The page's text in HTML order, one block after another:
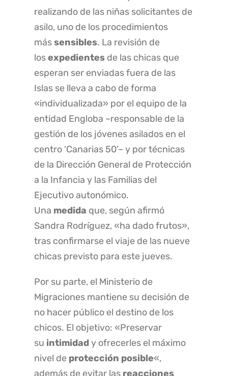
realizando de las niñas solicitantes de
asilo, uno de los procedimientos
mássensibles. La revisión de
losexpedientes de las chicas que
esperan ser enviadas fuera de las
Islas se lleva a cabo de forma
«individualizada» por el equipo de la
entidad Engloba –responsable de la
gestión de los jóvenes asilados en el
centro ‘Canarias 50’– y por técnicas
de la Dirección General de Protección
a la Infancia y las Familias del
Ejecutivo autonómico.
Una medida que, según afirmó
Sandra Rodríguez, «ha dado frutos»,
tras confirmarse el viaje de las nueve
chicas previsto para este jueves.
Por su parte, el Ministerio de
Migraciones mantiene su decisión de
no hacer público el destino de los
chicos. El objetivo: «Preservar
su intimidady ofrecerles el máximo
nivel de protección posible«,
además de evitar las reacciones